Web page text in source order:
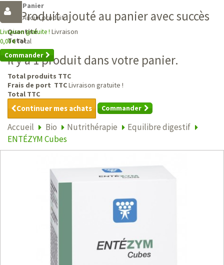
Panier
Aucun produit
Livraison gratuite ! Livraison
0,00 €Total
Commander
Produit ajouté au panier avec succès
Quantité
Total
Il y a 1 produit dans votre panier.
Total produits TTC
Frais de port TTCLivraison gratuite !
Total TTC
Continuer mes achats Commander
Accueil Bio Nutrithérapie
Equilibre digestif
ENTÉZYM Cubes